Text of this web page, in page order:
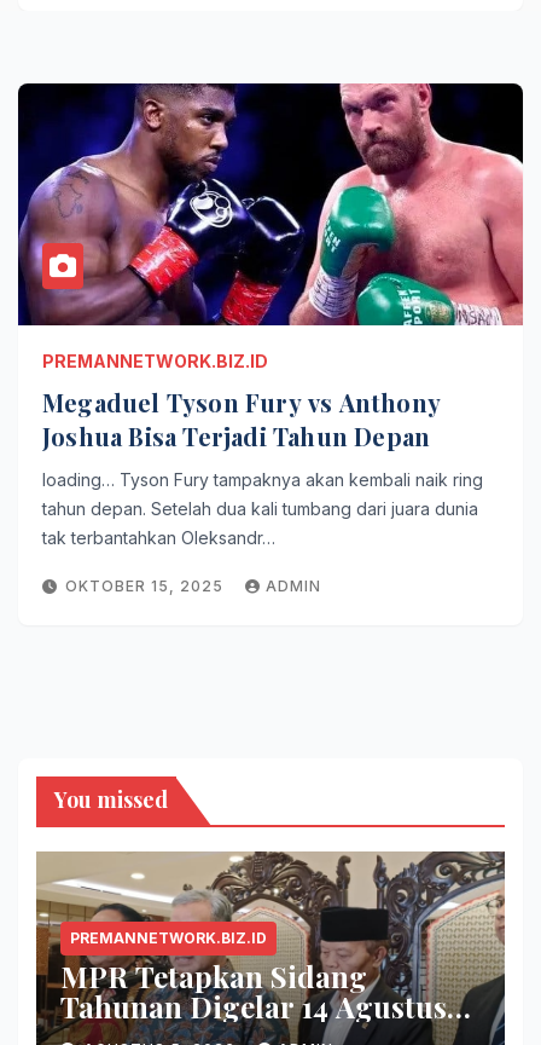
PREMANNETWORK.BIZ.ID
Megaduel Tyson Fury vs Anthony
Joshua Bisa Terjadi Tahun Depan
loading… Tyson Fury tampaknya akan kembali naik ring
tahun depan. Setelah dua kali tumbang dari juara dunia
tak terbantahkan Oleksandr…
OKTOBER 15, 2025 ADMIN
You missed
PREMANNETWORK.BIZ.ID
MPR Tetapkan Sidang
Tahunan Digelar 14 Agustus
2026